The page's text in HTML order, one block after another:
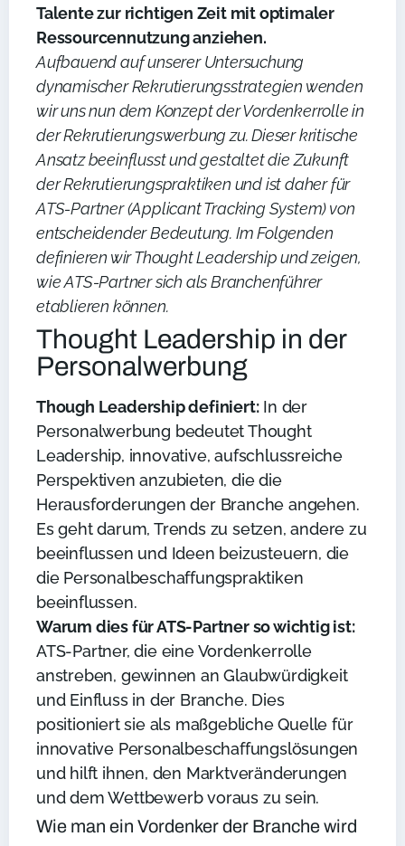
Talente zur richtigen Zeit mit optimaler
Ressourcennutzung anziehen.
Aufbauend auf unserer Untersuchung
dynamischer Rekrutierungsstrategien wenden
wir uns nun dem Konzept der Vordenkerrolle in
der Rekrutierungswerbung zu. Dieser kritische
Ansatz beeinflusst und gestaltet die Zukunft
der Rekrutierungspraktiken und ist daher für
ATS-Partner (Applicant Tracking System) von
entscheidender Bedeutung. Im Folgenden
definieren wir Thought Leadership und zeigen,
wie ATS-Partner sich als Branchenführer
etablieren können.
Thought Leadership in der
Personalwerbung
Though Leadership definiert:In der
Personalwerbung bedeutet Thought
Leadership, innovative, aufschlussreiche
Perspektiven anzubieten, die die
Herausforderungen der Branche angehen.
Es geht darum, Trends zu setzen, andere zu
beeinflussen und Ideen beizusteuern, die
die Personalbeschaffungspraktiken
beeinflussen.
Warum dies für ATS-Partner so wichtig ist:
ATS-Partner, die eine Vordenkerrolle
anstreben, gewinnen an Glaubwürdigkeit
und Einfluss in der Branche. Dies
positioniert sie als maßgebliche Quelle für
innovative Personalbeschaffungslösungen
und hilft ihnen, den Marktveränderungen
und dem Wettbewerb voraus zu sein.
Wie man ein Vordenker der Branche wird